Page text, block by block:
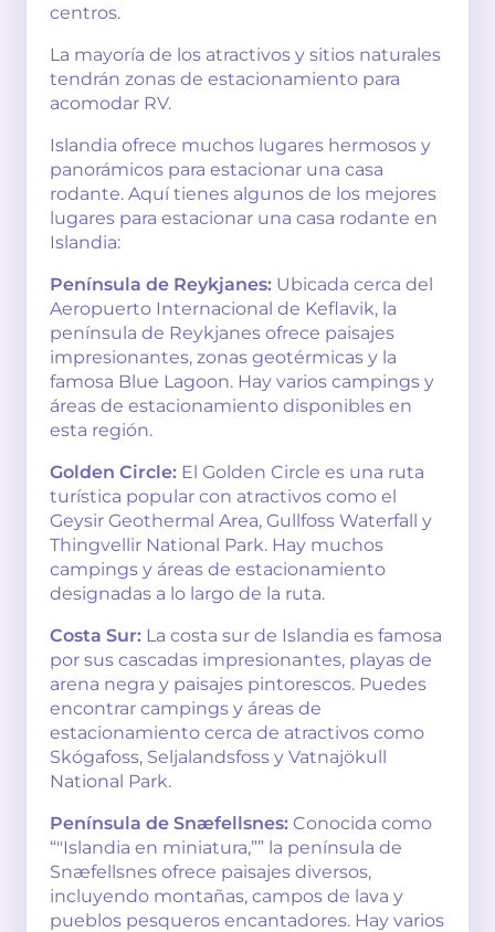
centros.
La mayoría de los atractivos y sitios naturales
tendrán zonas de estacionamiento para
acomodar RV.
Islandia ofrece muchos lugares hermosos y
panorámicos para estacionar una casa
rodante. Aquí tienes algunos de los mejores
lugares para estacionar una casa rodante en
Islandia:
Península de Reykjanes: Ubicada cerca del
Aeropuerto Internacional de Keflavik, la
península de Reykjanes ofrece paisajes
impresionantes, zonas geotérmicas y la
famosa Blue Lagoon. Hay varios campings y
áreas de estacionamiento disponibles en
esta región.
Golden Circle: El Golden Circle es una ruta
turística popular con atractivos como el
Geysir Geothermal Area, Gullfoss Waterfall y
Thingvellir National Park. Hay muchos
campings y áreas de estacionamiento
designadas a lo largo de la ruta.
Costa Sur: La costa sur de Islandia es famosa
por sus cascadas impresionantes, playas de
arena negra y paisajes pintorescos. Puedes
encontrar campings y áreas de
estacionamiento cerca de atractivos como
Skógafoss, Seljalandsfoss y Vatnajökull
National Park.
Península de Snæfellsnes: Conocida como
“"Islandia en miniatura,”” la península de
Snæfellsnes ofrece paisajes diversos,
incluyendo montañas, campos de lava y
pueblos pesqueros encantadores. Hay varios